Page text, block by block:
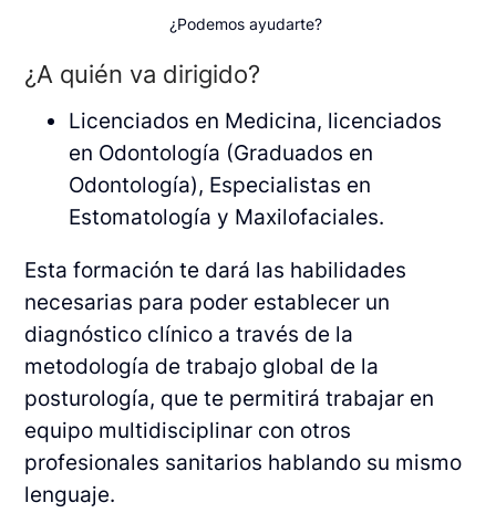
¿Podemos ayudarte?
¿A quién va dirigido?
Licenciados en Medicina, licenciados
en Odontología (Graduados en
Odontología), Especialistas en
Estomatología y Maxilofaciales.
Esta formación te dará las habilidades
necesarias para poder establecer un
diagnóstico clínico a través de la
metodología de trabajo global de la
posturología, que te permitirá trabajar en
equipo multidisciplinar con otros
profesionales sanitarios hablando su mismo
lenguaje.